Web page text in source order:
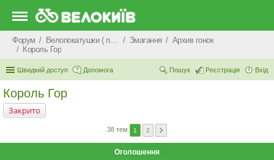
Форум Велопокатушки ( покатеньки), велопоходи, туризм. Змагання
Архив гонок
Король Гор
Швидкий доступ Допомога Вхід
Реєстрація
Пошук
Король Гор
Закрито
38 тем 1 2
Оголошення